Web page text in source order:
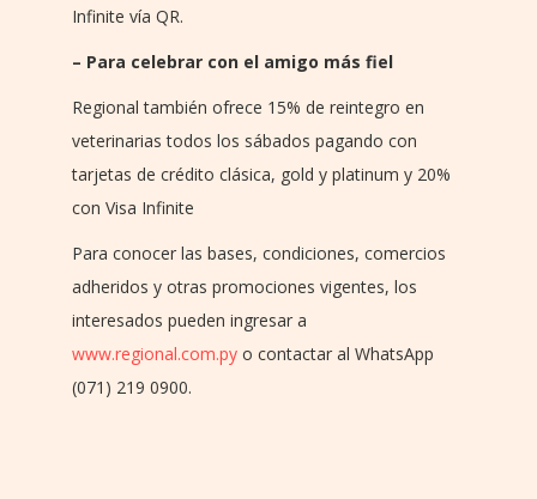
Infinite vía QR.
– Para celebrar con el amigo más fiel
Regional también ofrece 15% de reintegro en
veterinarias todos los sábados pagando con
tarjetas de crédito clásica, gold y platinum y 20%
con Visa Infinite
Para conocer las bases, condiciones, comercios
adheridos y otras promociones vigentes, los
interesados pueden ingresar a
www.regional.com.py o contactar al WhatsApp
(071) 219 0900.